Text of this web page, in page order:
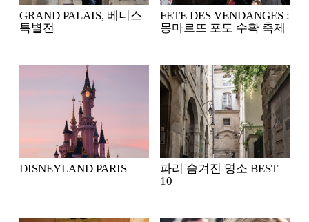
GRAND PALAIS, 베니스
특별전
FETE DES VENDANGES :
몽마르뜨 포도 수확 축제
DISNEYLAND PARIS
파리 숨겨진 명소 BEST
10